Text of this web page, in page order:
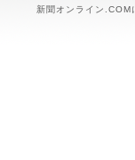
新聞オンライン.COM